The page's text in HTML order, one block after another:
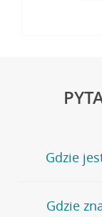
Gdzie
Jeśli szukasz
stronęPlacówki i
Gdzie